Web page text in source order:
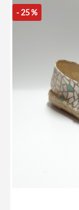
- 25 %